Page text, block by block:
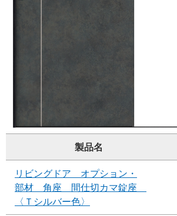
製品名
リビングドア オプション・
部材 角座 間仕切カマ錠座
〈Ｔシルバー色〉